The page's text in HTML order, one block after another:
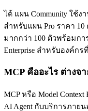
ได้ แผน Community ใช้ง
สำหรับแผน Pro ราคา 10
มากกว่า 100 ตัวพร้อมก
Enterprise สำหรับองค์กร
MCP คืออะไร ต่างจ
MCP หรือ Model
AI Agent กับบริการภาย